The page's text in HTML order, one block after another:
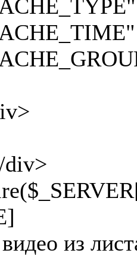
div>
из